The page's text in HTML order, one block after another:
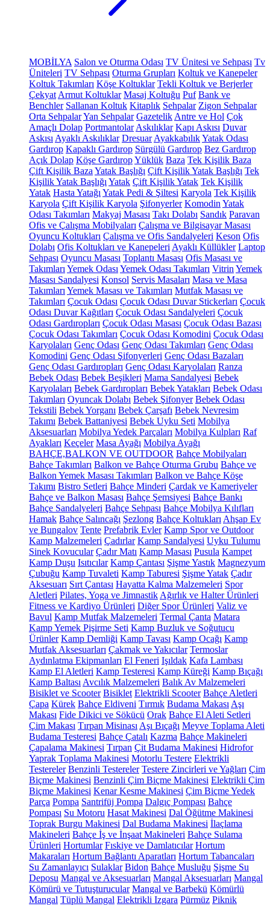
MOBİLYA Salon ve Oturma Odası TV Ünitesi ve Sehpası Tv
Üniteleri TV Sehpası Oturma Grupları Koltuk ve Kanepeler
Koltuk Takımları Köşe Koltuklar Tekli Koltuk ve Berjerler
Çekyat Armut Koltuklar Masaj Koltuğu Puf Bank ve
Benchler Sallanan Koltuk Kitaplık Sehpalar Zigon Sehpalar
Orta SehpalarYan Sehpalar Gazetelik Antre ve Hol Çok
Amaçlı Dolap Portmantolar Askılıklar Kapı Askısı Duvar
Askısı Ayaklı Askılıklar Dresuar AyakkabılıkYatak Odası
Gardırop Kapaklı Gardırop Sürgülü Gardırop Bez Gardırop
Açık Dolap Köşe GardıropYüklük Baza Tek Kişilik Baza
Çift Kişilik Baza Yatak Başlığı Çift Kişilik Yatak Başlığı Tek
Kişilik Yatak Başlığı Yatak Çift Kişilik Yatak Tek Kişilik
Yatak Hasta Yatağı Yatak Pedi & Şiltesi Karyola Tek Kişilik
Karyola Çift Kişilik Karyola Şifonyerler Komodin Yatak
Odası Takımları Makyaj Masası Takı Dolabı Sandık Paravan
Ofis ve Çalışma Mobilyaları Çalışma ve Bilgisayar Masası
Oyuncu Koltukları Çalışma ve Ofis Sandalyeleri Keson Ofis
Dolabı Ofis Koltukları ve Kanepeleri Ayaklı Küllükler Laptop
Sehpası Oyuncu Masası Toplantı Masası Ofis Masası ve
Takımları Yemek Odası Yemek Odası Takımları Vitrin Yemek
Masası Sandalyesi Konsol Servis Masaları Masa ve Masa
Takımları Yemek Masası ve Takımları Mutfak Masası ve
Takımları Çocuk Odası Çocuk Odası Duvar Stickerları Çocuk
Odası Duvar Kağıtları Çocuk Odası Sandalyeleri Çocuk
Odası Gardıropları Çocuk Odası Masası Çocuk Odası Bazası
Çocuk Odası Takımları Çocuk Odası Komodini Çocuk Odası
Karyolaları Genç Odası Genç Odası Takımları Genç Odası
Komodini Genç Odası Şifonyerleri Genç Odası Bazaları
Genç Odası Gardıropları Genç Odası Karyolaları Ranza
Bebek Odası Bebek Beşikleri Mama Sandalyesi Bebek
Karyolaları Bebek Gardıropları Bebek Yatakları Bebek Odası
Takımları Oyuncak Dolabı Bebek Şifonyer Bebek Odası
Tekstili Bebek Yorganı Bebek Çarşafı Bebek Nevresim
Takımı Bebek Battaniyesi Bebek Uyku Seti Mobilya
Aksesuarları Mobilya Yedek Parçaları Mobilya Kulpları Raf
Ayakları Keçeler Masa Ayağı Mobilya Ayağı
BAHÇE,BALKON VE OUTDOOR Bahçe Mobilyaları
Bahçe Takımları Balkon ve Bahçe Oturma Grubu Bahçe ve
Balkon Yemek Masası Takımları Balkon ve Bahçe Köşe
Takımı Bistro Setleri Bahçe Minderi Çardak ve Kameriyeler
Bahçe ve Balkon Masası Bahçe Şemsiyesi Bahçe Bankı
Bahçe Sandalyeleri Bahçe Sehpası Bahçe Mobilya Kılıfları
Hamak Bahçe Salıncağı Şezlong Bahçe Koltukları Ahşap Ev
ve Bungalov Tente Prefabrik Evler Kamp Spor ve Outdoor
Kamp Malzemeleri Çadırlar Kamp Sandalyesi Uyku Tulumu
Sinek Kovucular Çadır Matı Kamp Masası Pusula Kampet
Kamp Duşu Isıtıcılar Kamp Çantası Şişme Yastık Magnezyum
Çubuğu Kamp Tuvaleti Kamp Taburesi Şişme Yatak Çadır
Aksesuarı Sırt Çantası Hayatta Kalma Malzemeleri Spor
Aletleri Pilates, Yoga ve Jimnastik Ağırlık ve Halter Ürünleri
Fitness ve Kardiyo Ürünleri Diğer Spor Ürünleri Valiz ve
Bavul Kamp Mutfak Malzemeleri Termal Çanta Matara
Kamp Yemek Pişirme Seti Kamp Buzluk ve Soğutucu
Ürünler Kamp Demliği Kamp Tavası Kamp Ocağı Kamp
Mutfak Aksesuarları Çakmak ve Yakıcılar Termoslar
Aydınlatma Ekipmanları El Feneri Işıldak Kafa Lambası
Kamp El Aletleri Kamp Testeresi Kamp Küreği Kamp Bıçağı
Kamp Baltası Avcılık Malzemeleri Balık Av Malzemeleri
Bisiklet ve Scooter Bisiklet Elektrikli Scooter Bahçe Aletleri
Çapa Kürek Bahçe Eldiveni Tırmık Budama Makası Aşı
Makası Fide Dikici ve Sökücü Orak Bahçe El Aleti Setleri
Çim Makası Tırpan Misinası Aşı Bıçağı Meyve Toplama Aleti
Budama Testeresi Bahçe Çatalı Kazma Bahçe Makineleri
Çapalama Makinesi Tırpan Çit Budama Makinesi Hidrofor
Yaprak Toplama Makinesi Motorlu Testere Elektrikli
Testereler Benzinli Testereler Testere Zincirleri ve Yağları Çim
Biçme Makinesi Benzinli Çim Biçme Makinesi Elektrikli Çim
Biçme Makinesi Kenar Kesme Makinesi Çim Biçme Yedek
Parça Pompa Santrifüj Pompa Dalgıç Pompası Bahçe
Pompası Su Motoru Hasat Makinesi Dal Öğütme Makinesi
Toprak Burgu Makinesi Dal Budama Makinesi İlaçlama
Makineleri Bahçe İş ve İnşaat Makineleri Bahçe Sulama
Ürünleri Hortumlar Fıskiye ve Damlatıcılar Hortum
Makaraları Hortum Bağlantı Aparatları Hortum Tabancaları
Su Zamanlayıcı Sulaklar Bidon Bahçe Musluğu Şişme Su
Deposu Mangal ve Aksesuarları Mangal Aksesuarları Mangal
Kömürü ve Tutuşturucular Mangal ve Barbekü Kömürlü
Mangal Tüplü Mangal Elektrikli Izgara Pürmüz Piknik